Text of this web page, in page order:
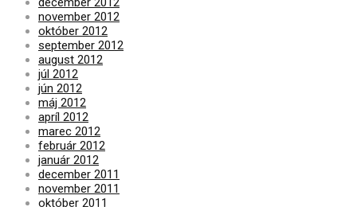
november 2012
október 2012
september 2012
august 2012
júl 2012
jún 2012
máj 2012
apríl 2012
marec 2012
február 2012
január 2012
december 2011
november 2011
október 2011